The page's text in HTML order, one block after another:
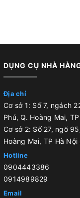
DỤNG CỤ NHÀ
Địa chỉ
Cơ sở 1: Số 7, ngách
Phú, Q. Hoàng Mai,
Cơ sở 2: Số 27, ngõ
Hoàng Mai, TP Hà Nội
Hotline
0904443386
0914989829
Email